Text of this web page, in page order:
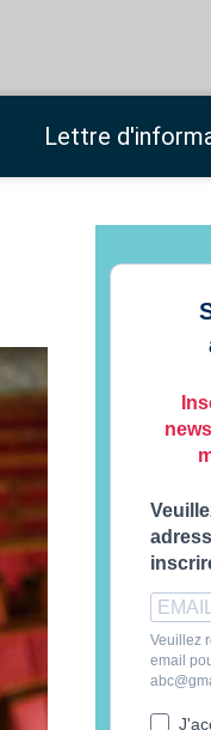
Lettre
Veuillez
email